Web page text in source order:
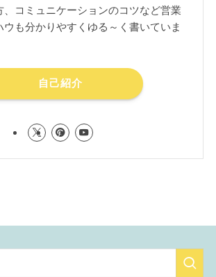
、コミュニケーションのコツなど営業
ウも分かりやすくゆる～く書いていま
自己紹介